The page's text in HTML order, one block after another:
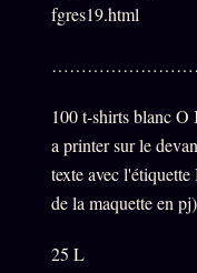
fgres19.html
100 t-shirts blanc
a printer sur le
texte avec
de la maquette en
25 L